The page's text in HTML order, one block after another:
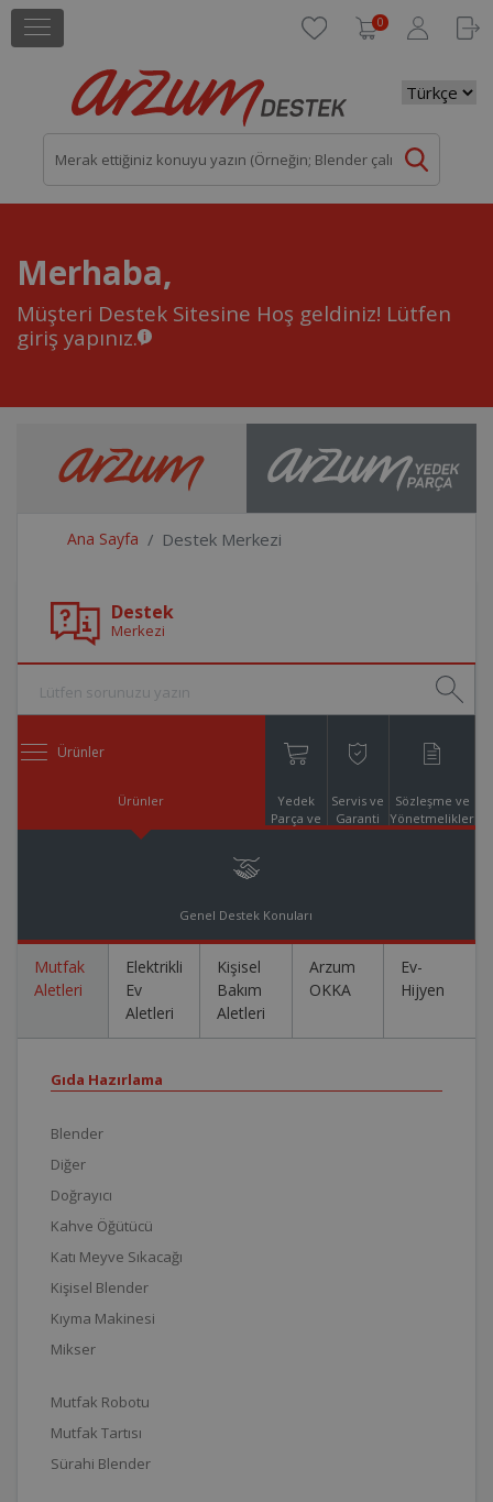
0
Merhaba,
Müşteri Destek Sitesine Hoş geldiniz! Lütfen
giriş yapınız.
Ana Sayfa Destek Merkezi
Destek
Merkezi
Ürünler
Ürünler
Yedek
Parça ve
Servis ve
Garanti
Sözleşme ve
Yönetmelikler
Genel Destek Konuları
Mutfak
Aletleri
Elektrikli
Ev
Aletleri
Kişisel
Bakım
Aletleri
Arzum
OKKA
Ev-
Hijyen
Gıda Hazırlama
Blender
Diğer
Doğrayıcı
Kahve Öğütücü
Katı Meyve Sıkacağı
Kişisel Blender
Kıyma Makinesi
Mikser
Mutfak Robotu
Mutfak Tartısı
Sürahi Blender